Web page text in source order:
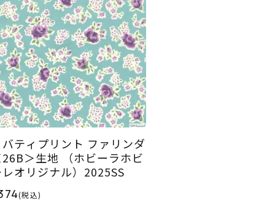
バティプリント ファリンダ
26B＞生地 （ホビーラホビ
レオリジナル）2025SS
(税込)